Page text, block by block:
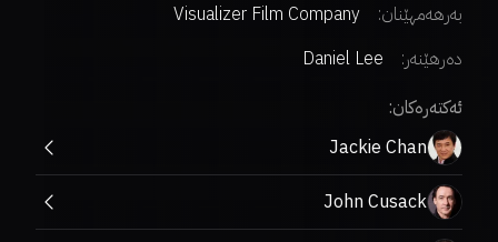
بەرهەمهێنان:
Visualizer Film Company
دەرهێنەر:
Daniel Lee
ئەکتەرەکان:
Jackie Chan
John Cusack